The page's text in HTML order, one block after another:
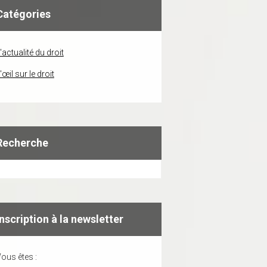
L'actualité du droit
L'œil sur le droit
à la newsletter
êtes :